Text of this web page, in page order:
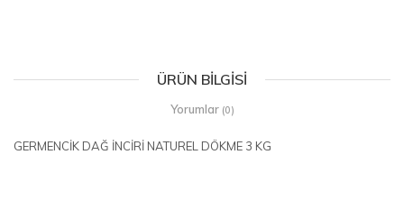
ÜRÜN BILGISI
Yorumlar (0)
GERMENCİK DAĞ İNCİRİ NATUREL DÖKME 3 KG